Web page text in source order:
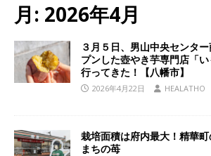
月: 2026年4月
３月５日、男山中央センタ
プンした壺やき芋専門店「
行ってきた！【八幡市】
2026年4月22日 HEALATHO
栽培面積は府内最大！精華
まちの苺